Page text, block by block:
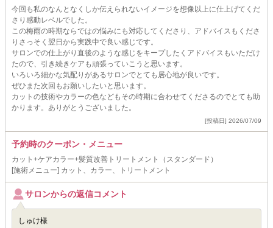
今回も私のなんとなくしか伝えられないイメージを想像以上に仕上げてくだ
さり感動レベルでした。
この梅雨の時期ならではの悩みにも対応してくださり、アドバイスもくださ
りさっそく翌日から実践中で良い感じです。
サロンでの仕上がり直後のような感じをキープしたくアドバイスもいただけ
たので、引き続きケアも頑張っていこうと思います。
いろいろ細かな気配りがあるサロンでとても居心地が良いです。
ぜひまた次回もお願いしたいと思います。
カットの技術やカラーの色などもその時期に合わせてくださるのでとても助
かります。ありがとうございました。
[投稿日] 2026/07/09
予約時のクーポン・メニュー
カット+ケアカラー+髪質改善トリートメント（スタンダード）
[施術メニュー] カット、カラー、トリートメント
サロンからの返信コメント
しゅけ様